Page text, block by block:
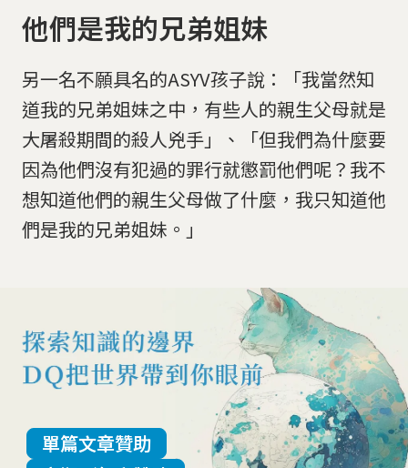
他們是我的兄弟姐妹
另一名不願具名的ASYV孩子說：「我當然知
道我的兄弟姐妹之中，有些人的親生父母就是
大屠殺期間的殺人兇手」、「但我們為什麼要
因為他們沒有犯過的罪行就懲罰他們呢？我不
想知道他們的親生父母做了什麼，我只知道他
們是我的兄弟姐妹。」
單篇文章贊助